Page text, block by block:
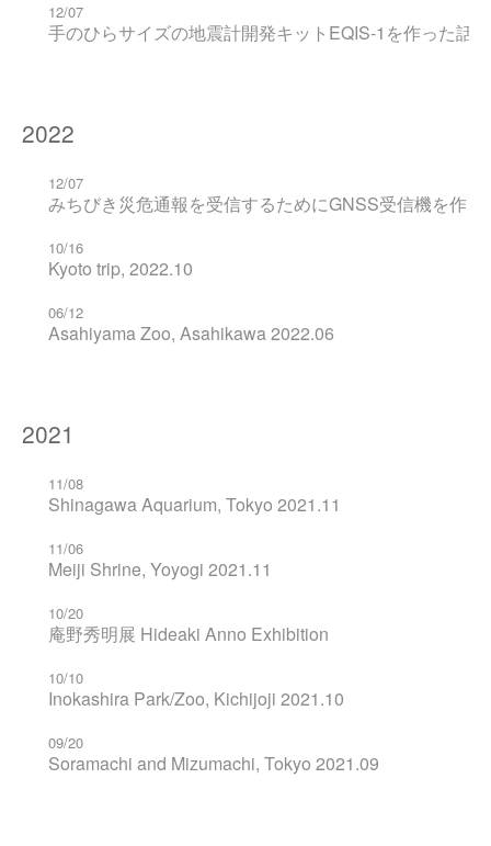
12/07
手のひらサイズの地震計開発キットEQIS-1を作った話
2022
12/07
みちびき災危通報を受信するためにGNSS受信機を作っ
10/16
Kyoto trip, 2022.10
06/12
Asahiyama Zoo, Asahikawa 2022.06
2021
11/08
Shinagawa Aquarium, Tokyo 2021.11
11/06
Meiji Shrine, Yoyogi 2021.11
10/20
庵野秀明展 Hideaki Anno Exhibition
10/10
Inokashira Park/Zoo, Kichijoji 2021.10
09/20
Soramachi and Mizumachi, Tokyo 2021.09